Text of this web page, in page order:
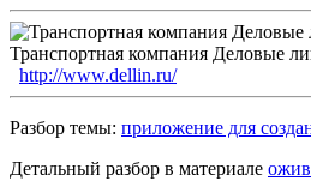
Транспортная компания Деловые
http://www.dellin.ru/
Разбор темы: приложение для
Детальный разбор в материале